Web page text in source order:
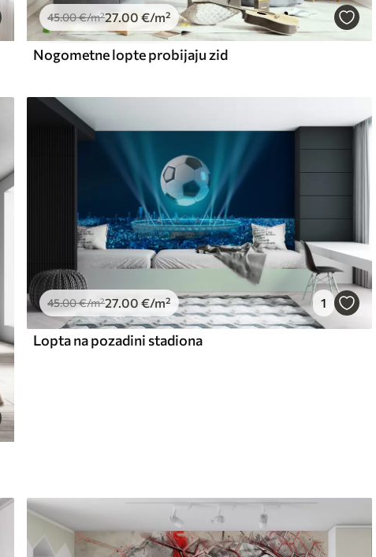
56 .67 34.00€/m²
Peel and Stick
45.00€/m²27.00 €/m²
Nogometne lopte probijaju zid
45.00€/m²27.00 €/m² 1
Lopta na pozadini stadiona